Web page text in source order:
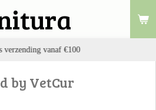
verzending vanaf €100
by VetCur